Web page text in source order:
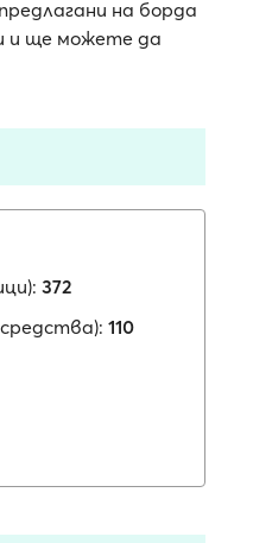
на борда
и ще можете да
372
110